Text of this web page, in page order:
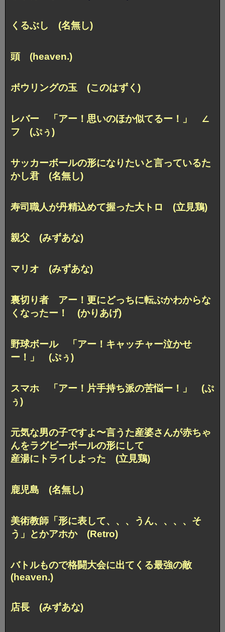
くるぶし (名無し)
頭 (heaven.)
ボウリングの玉 (このはずく)
レバー
「アー！思いのほか似てるー！」 ∠
フ (ぷぅ)
サッカーボールの形になりたいと言っているた
かし君 (名無し)
寿司職人が丹精込めて握った大トロ (立見鶏)
親父 (みずあな)
マリオ (みずあな)
裏切り者 アー！更にどっちに転ぶかわからな
くなったー！ (かりあげ)
野球ボール
「アー！キャッチャー泣かせ
ー！」 (ぷぅ)
スマホ
「アー！片手持ち派の苦悩ー！」 (ぷ
ぅ)
元気な男の子ですよ〜言うた産婆さんが赤ちゃ
んをラグビーボールの形にして
産湯にトライしよった (立見鶏)
鹿児島 (名無し)
美術教師「形に表して、、、うん、、、、そ
う」
とかアホか (Retro)
バトルもので格闘大会に出てくる最強の敵
(heaven.)
店長 (みずあな)